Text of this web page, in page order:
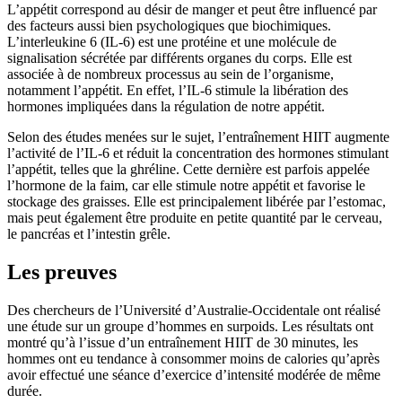
L’appétit correspond au désir de manger et peut être influencé par
des facteurs aussi bien psychologiques que biochimiques.
L’interleukine 6 (IL-6) est une protéine et une molécule de
signalisation sécrétée par différents organes du corps. Elle est
associée à de nombreux processus au sein de l’organisme,
notamment l’appétit. En effet, l’IL-6 stimule la libération des
hormones impliquées dans la régulation de notre appétit.
Selon des études menées sur le sujet, l’entraînement HIIT augmente
l’activité de l’IL-6 et réduit la concentration des hormones stimulant
l’appétit, telles que la ghréline. Cette dernière est parfois appelée
l’hormone de la faim, car elle stimule notre appétit et favorise le
stockage des graisses. Elle est principalement libérée par l’estomac,
mais peut également être produite en petite quantité par le cerveau,
le pancréas et l’intestin grêle.
Les preuves
Des chercheurs de l’Université d’Australie-Occidentale ont réalisé
une étude sur un groupe d’hommes en surpoids. Les résultats ont
montré qu’à l’issue d’un entraînement HIIT de 30 minutes, les
hommes ont eu tendance à consommer moins de calories qu’après
avoir effectué une séance d’exercice d’intensité modérée de même
durée.